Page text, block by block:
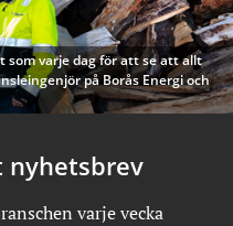
som varje dag för att se att allt
på Borås Energi och
nyhetsbrev
varje vecka